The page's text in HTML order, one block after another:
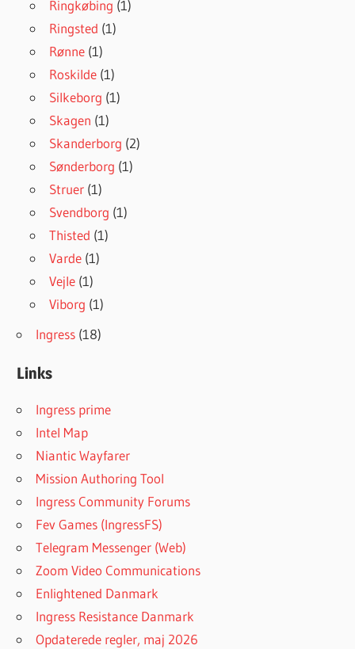
Ringkøbing (1)
Ringsted (1)
Rønne (1)
Roskilde (1)
Silkeborg (1)
Skagen (1)
Skanderborg (2)
Sønderborg (1)
Struer (1)
Svendborg (1)
Thisted (1)
Varde (1)
Vejle (1)
Viborg (1)
Ingress (18)
Links
Ingress prime
Intel Map
Niantic Wayfarer
Mission Authoring Tool
Ingress Community Forums
Fev Games (IngressFS)
Telegram Messenger (Web)
Zoom Video Communications
Enlightened Danmark
Ingress Resistance Danmark
Opdaterede regler, maj 2026